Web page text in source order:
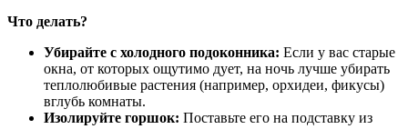
Что делать?
Убирайте с холодного подоконника: Если у вас старые
окна, от которых ощутимо дует, на ночь лучше убирать
теплолюбивые растения (например, орхидеи, фикусы)
вглубь комнаты.
Изолируйте горшок: Поставьте его на подставку из